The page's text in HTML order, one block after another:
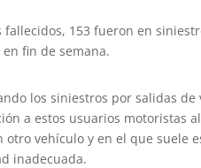
fallecidos, 153 fueron en
fin de semana.
los siniestros por salidas
a estos usuarios motoristas
otro vehículo y en el que suele
inadecuada.